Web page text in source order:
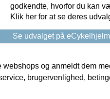
godkendte, hvorfor du kan
Klik her for at se deres
Se udvalget på
og anmeldt dem
brugervenlighed,